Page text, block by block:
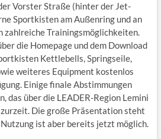
Vorster Straße (hinter der Jet-
Sportkisten am Außenring und an
zahlreiche Trainingsmöglichkeiten.
die Homepage und dem Download
Kettlebells, Springseile,
weiteres Equipment kostenlos
Einige finale Abstimmungen
das über die LEADER-Region Lemini
Die große Präsentation steht
ist aber bereits jetzt möglich.